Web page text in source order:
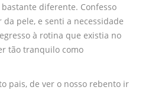
diferente. Confesso
pele, e senti a necessidade
à rotina que existia no
tão tranquilo como
pais, de ver o nosso rebento ir